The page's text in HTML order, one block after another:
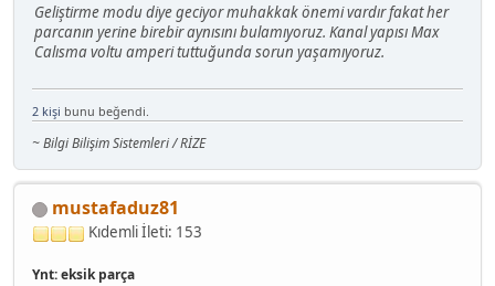
Geliştirme modu diye geciyor muhakkak önemi vardır fakat her
parcanın yerine birebir aynısını bulamıyoruz. Kanal yapısı Max
Calısma voltu amperi tuttuğunda sorun yaşamıyoruz.
2 kişi bunu beğendi.
~ Bilgi Bilişim Sistemleri / RİZE
mustafaduz81
Kıdemliİleti: 153
Ynt: eksik parça